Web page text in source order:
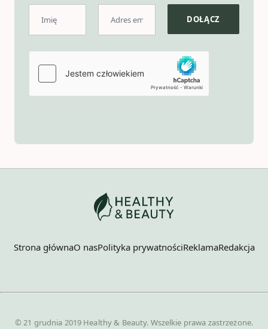
Strona głównaO nasPolityka prywatnościReklamaRedakcja
© 21 grudnia 2019 Healthy & Beauty. Wszelkie prawa zastrzeżone.